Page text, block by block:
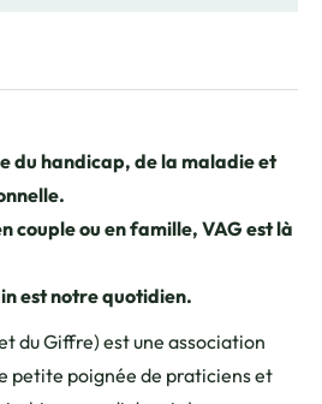
du handicap, de la maladie et
couple ou en famille, VAG est là
est notre quotidien.
du Giffre) est une association
petite poignée de praticiens et